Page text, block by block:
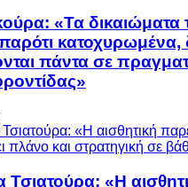
«Τα δικαιώματα
κατοχυρωμένα,
πάντα σε
Τσιατούρα: «Η